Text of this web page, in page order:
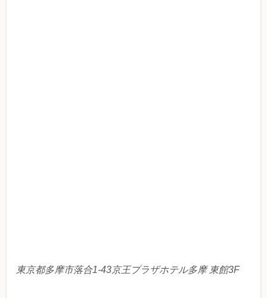
東京都多摩市落合1-43京王プラザホテル多摩 東館3F